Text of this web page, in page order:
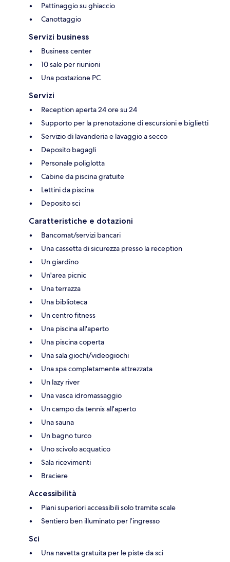
Pattinaggio su ghiaccio
Canottaggio
Servizi business
Business center
10 sale per riunioni
Una postazione PC
Servizi
Reception aperta 24 ore su 24
Supporto per la prenotazione di escursioni e biglietti
Servizio di lavanderia e lavaggio a secco
Deposito bagagli
Personale poliglotta
Cabine da piscina gratuite
Lettini da piscina
Deposito sci
Caratteristiche e dotazioni
Bancomat/servizi bancari
Una cassetta di sicurezza presso la reception
Un giardino
Un'area picnic
Una terrazza
Una biblioteca
Un centro fitness
Una piscina all'aperto
Una piscina coperta
Una sala giochi/videogiochi
Una spa completamente attrezzata
Un lazy river
Una vasca idromassaggio
Un campo da tennis all'aperto
Una sauna
Un bagno turco
Uno scivolo acquatico
Sala ricevimenti
Braciere
Accessibilità
Piani superiori accessibili solo tramite scale
Sentiero ben illuminato per l’ingresso
Sci
Una navetta gratuita per le piste da sci